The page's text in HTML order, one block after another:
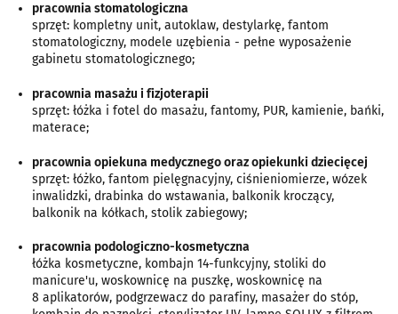
pracownia stomatologiczna
sprzęt: kompletny unit, autoklaw, destylarkę, fantom
stomatologiczny, modele uzębienia - pełne wyposażenie
gabinetu stomatologicznego;
pracownia masażu i fizjoterapii
sprzęt: łóżka i fotel do masażu, fantomy, PUR, kamienie, bańki,
materace;
pracownia opiekuna medycznego oraz opiekunki dziecięcej
sprzęt: łóżko, fantom pielęgnacyjny, ciśnieniomierze, wózek
inwalidzki, drabinka do wstawania, balkonik kroczący,
balkonik na kółkach, stolik zabiegowy;
pracownia podologiczno-kosmetyczna
łóżka kosmetyczne, kombajn 14-funkcyjny, stoliki do
manicure'u, woskownicę na puszkę, woskownicę na
8 aplikatorów, podgrzewacz do parafiny, masażer do stóp,